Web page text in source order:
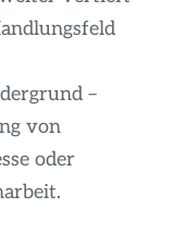
–
von
oder